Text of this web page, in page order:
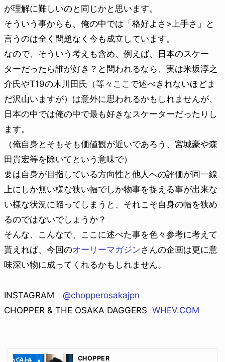
が理解に難しいのと同じかと思います。
そういう事からも、俺の中では「格好よさ>上手さ」と
言うのは全く問題なく今も成立しています。
なので、そういう考えも含め、例えば、日本のスケー
ターだったら誰が好き？と問われるなら、実は米坂淳之
介氏やT19の木川田氏（等々ここで述べきれないほどま
だ沢山いますが）は意外に思われるかもしれませんが、
日本の中では俺の中で最も好きなスケーターだったりし
ます。
（俺自身とそもそも価値観が近いであろう、宮城豪や森
田貴宏等を除いてという意味で）
要は自身が目指している方向性と他人への評価が同一線
上にしか無い様な狭い幅でしか物事を捉える事が出来な
い様な状況に陥ってしまうと、それこそ自身の幅を狭め
るのではないでしょうか？
そんな、こんなで、ここに述べた事を色々参考に考えて
貰えれば、今回のオーリーマガジンさんの企画は更に意
味深い物に成ってくれるかもしれません。
INSTAGRAM @chopperosakajpn
CHOPPER & THE OSAKA DAGGERS WHEV.COM
CHOPPER